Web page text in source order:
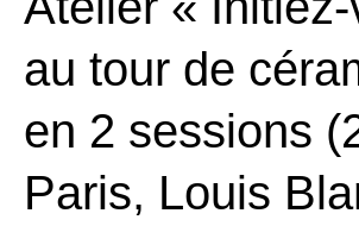
au tour de
en 2 sessions
Paris, Louis